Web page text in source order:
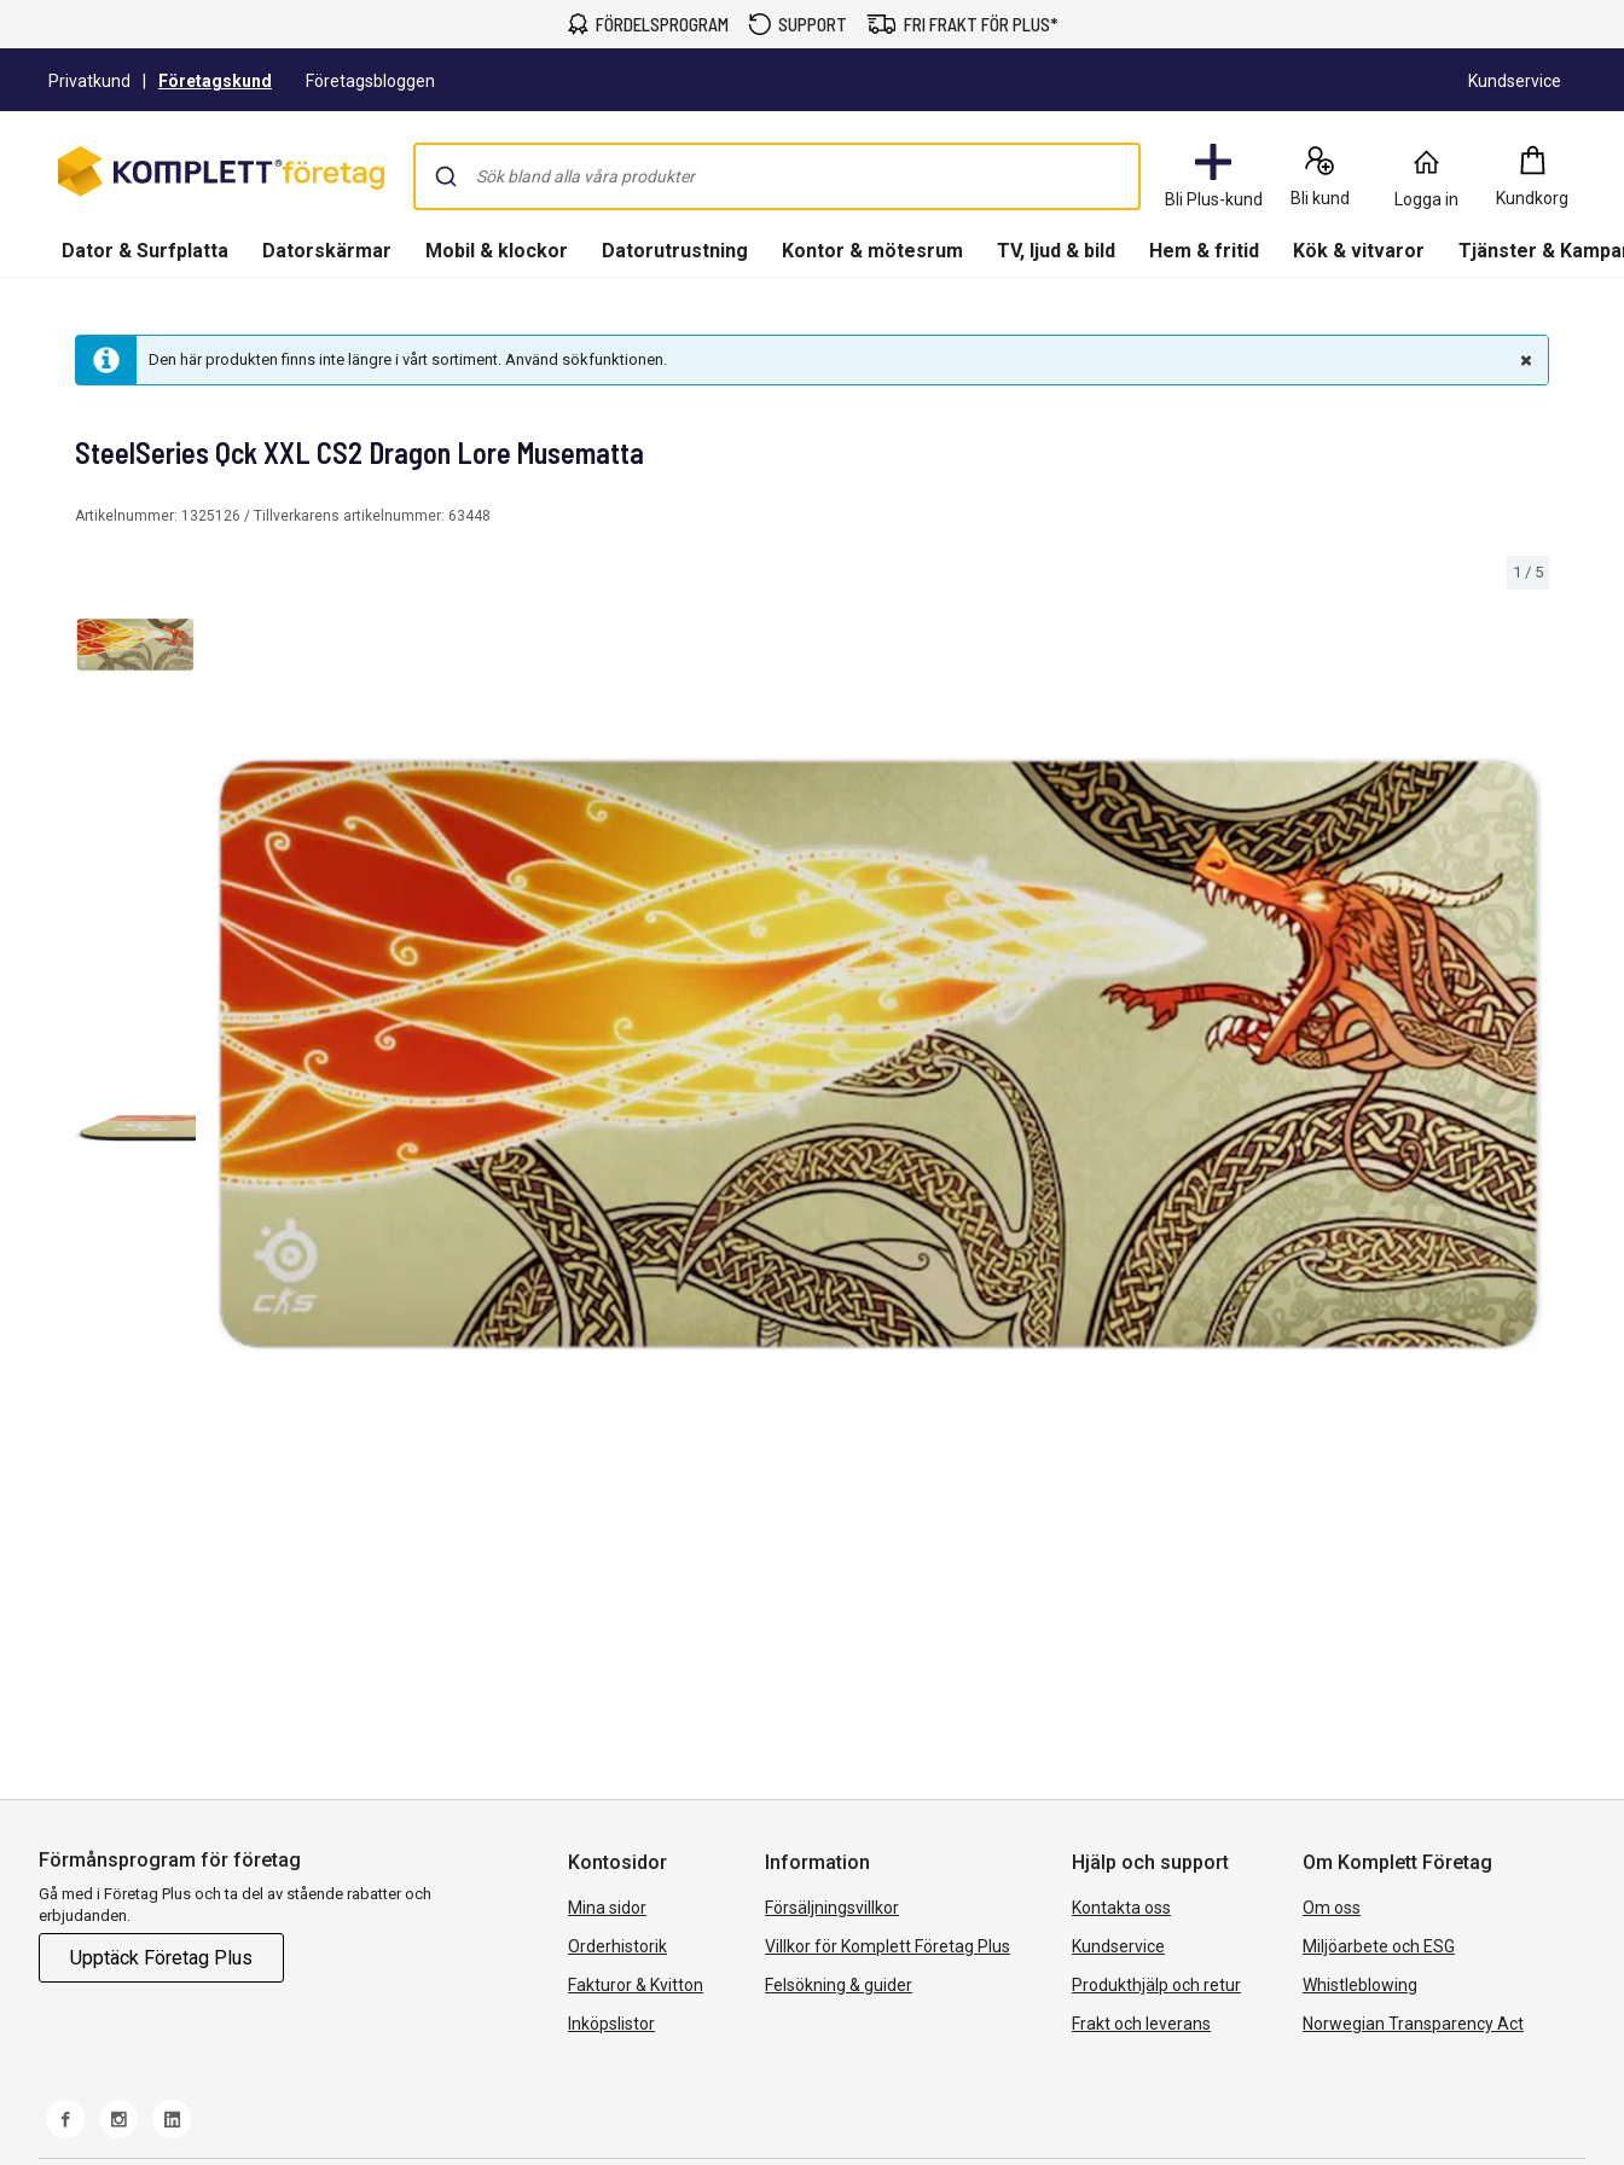
FÖRDELSPROGRAM SUPPORT FRI FRAKT FÖR PLUS*
Privatkund Företagskund Företagsbloggen Kundservice
Bli Plus-kund Bli kund Logga in Kundkorg
Kundkorg
0
Produkter
Dator & Surfplatta Datorskärmar Mobil & klockor Datorutrustning Kontor & mötesrum TV, ljud & bild Hem & fritid Kök & vitvaror Tjänster &
Den här produkten finns inte längre i vårt sortiment. Använd sökfunktionen.
1 / 5
SteelSeries Qck XXL CS2 Dragon Lore Musematta
Artikelnummer: 1325126 / Tillverkarens artikelnummer: 63448
Förmånsprogram för företag
Gå med i Företag Plus och ta del av stående rabatter och
erbjudanden.
Upptäck Företag Plus
Kontosidor
Mina sidor
Orderhistorik
Fakturor & Kvitton
Inköpslistor
Information
Försäljningsvillkor
Villkor för Komplett Företag Plus
Felsökning & guider
Hjälp och support
Kontakta oss
Kundservice
Produkthjälp och retur
Frakt och leverans
Om Komplett Företag
Om oss
Miljöarbete och ESG
Whistleblowing
Norwegian Transparency Act